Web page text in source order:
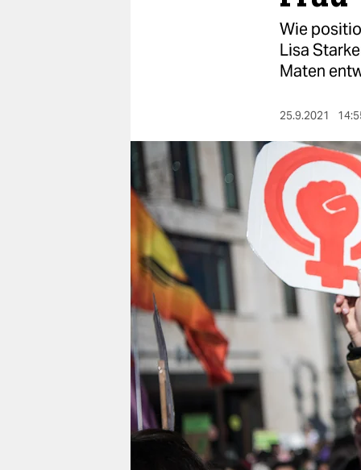
nord
wahrheit
verlag
verlag
veranstaltungen
shop
fragen & hilfe
unterstützen
abo
genossenschaft
Wie
Lisa
Maten
25.9.2021